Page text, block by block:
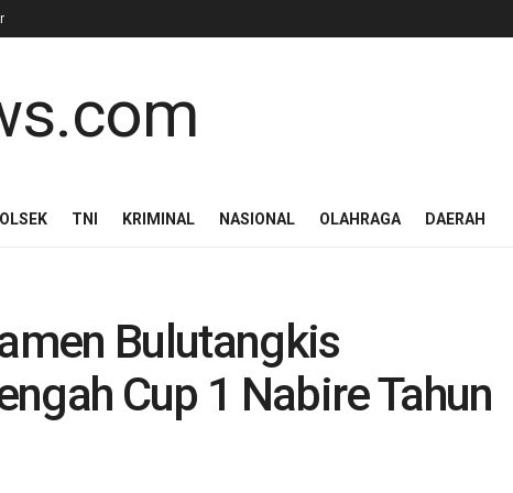
TNI KRIMINAL NASIONAL OLAHRAGA DAERAH
Bulutangkis
Cup 1 Nabire Tahun